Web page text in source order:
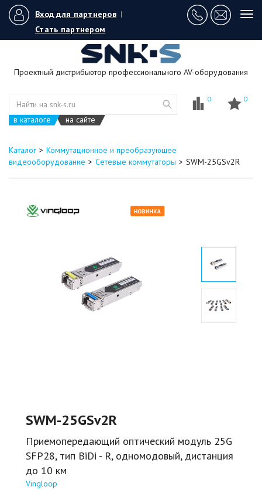
Вход для партнеров |
Стать партнером
Проектный дистрибьютор профессионального AV-оборудования
в каталоге на сайте
0 0
Каталог
Коммутационное и преобразующее
видеооборудование
Сетевые коммутаторы SWM-25GSv2R
SWM-25GSv2R
Приемопередающий оптический модуль 25G
SFP28, тип BiDi - R, одномодовый, дистанция
до 10 км
Vingloop